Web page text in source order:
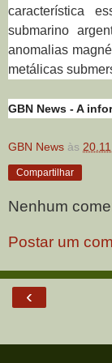
característica
submarino
anomalias
metálicas
GBN News - A
GBN News às
Compartilhar
Nenhum
Postar um
‹